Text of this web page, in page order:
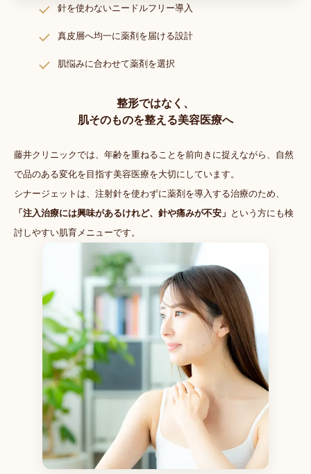
針を使わないニードルフリー導入
真皮層へ均一に薬剤を届ける設計
肌悩みに合わせて薬剤を選択
整形ではなく、
肌そのものを整える美容医療へ
藤井クリニックでは、年齢を重ねることを前向きに捉えながら、 自然
で品のある変化を目指す美容医療を大切にしています。
シナージェットは、注射針を使わずに薬剤を導入する治療のため、
「注入治療には興味があるけれど、針や痛みが不安」 という方にも検
討しやすい肌育メニューです。